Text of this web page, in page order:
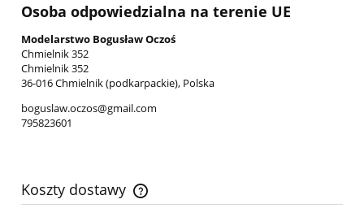
Osoba odpowiedzialna na terenie UE
Modelarstwo Bogusław Oczoś
Chmielnik 352
Chmielnik 352
36-016 Chmielnik (podkarpackie), Polska
boguslaw.oczos@gmail.com
795823601
Koszty dostawy
Cena nie zawiera ewentualnych kosztów płatności